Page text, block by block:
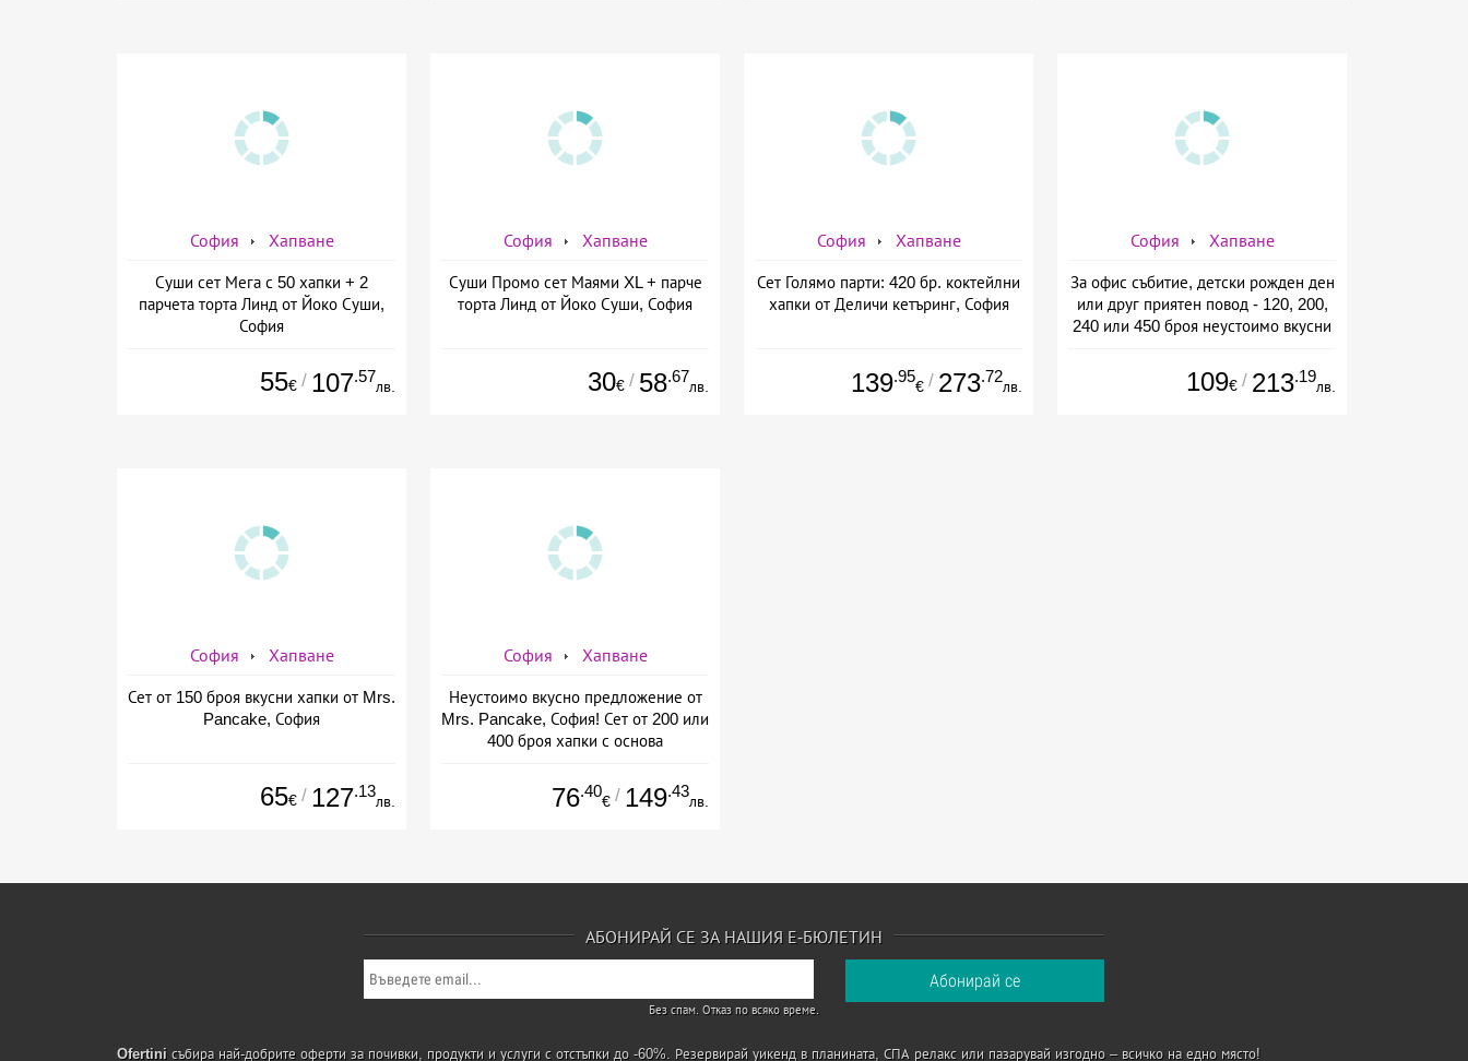
София Хапване
Суши сет Мега с 50 хапки + 2
парчета торта Линд от Йоко Суши,
София
55€ / 107.57
лв.
София Хапване
Суши Промо сет Маями XL + парче
торта Линд от Йоко Суши, София
30€ / 58.67
лв.
София Хапване
Сет Голямо парти: 420 бр. коктейлни
хапки от Деличи кетъринг, София
139.95
€ / 273.72
лв.
София Хапване
За офис събитие, детски рожден ден
или друг приятен повод - 120, 200,
240 или 450 броя неустоимо вкусни
Pancake, София
109€ / 213.19
лв.
София Хапване
Сет от 150 броя вкусни хапки от Mrs.
Pancake, София
65€ / 127.13
лв.
София Хапване
Неустоимо вкусно предложение от
Mrs. Pancake, София! Сет от 200 или
400 броя хапки с основа
76.40
€ / 149.43
лв.
АБОНИРАЙ СЕ ЗА НАШИЯ Е-БЮЛЕТИН
Без спам. Отказ по всяко време.
Ofertini събира най-добрите оферти за почивки, продукти и услуги с отстъпки до -60%. Резервирай уикенд в планината, СПА релакс или пазарувай изгодно – всичко на едно място!